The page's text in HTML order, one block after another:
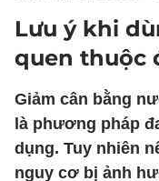
Lưu ý khi
quen thuộc
Giảm cân bằng
là phương pháp
dụng. Tuy nhiên
nguy cơ bị ảnh